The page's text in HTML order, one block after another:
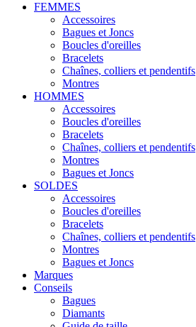
FEMMES
Accessoires
Bagues et Joncs
Boucles d'oreilles
Bracelets
Chaînes, colliers et pendentifs
Montres
HOMMES
Accessoires
Boucles d'oreilles
Bracelets
Chaînes, colliers et pendentifs
Montres
Bagues et Joncs
SOLDES
Accessoires
Boucles d'oreilles
Bracelets
Chaînes, colliers et pendentifs
Montres
Bagues et Joncs
Marques
Conseils
Bagues
Diamants